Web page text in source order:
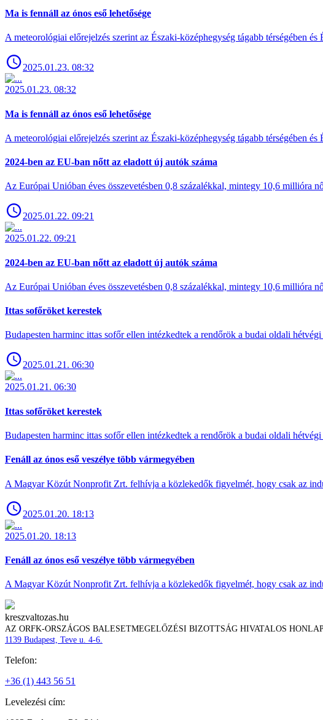
Ma is fennáll az ónos eső lehetősége
A meteorológiai előrejelzés szerint az Északi-középhegység tágabb térségében
2025.01.23. 08:32
2025.01.23. 08:32
Ma is fennáll az ónos eső lehetősége
A meteorológiai előrejelzés szerint az Északi-középhegység tágabb térségében
2024-ben az EU-ban nőtt az eladott új autók száma
Az Európai Unióban éves összevetésben 0,8 százalékkal, mintegy 10,6 millióra
2025.01.22. 09:21
2025.01.22. 09:21
2024-ben az EU-ban nőtt az eladott új autók száma
Az Európai Unióban éves összevetésben 0,8 százalékkal, mintegy 10,6 millióra
Ittas sofőröket kerestek
Budapesten harminc ittas sofőr ellen intézkedtek a rendőrök a budai oldali
2025.01.21. 06:30
2025.01.21. 06:30
Ittas sofőröket kerestek
Budapesten harminc ittas sofőr ellen intézkedtek a rendőrök a budai oldali
Fenáll az ónos eső veszélye több vármegyében
A Magyar Közút Nonprofit Zrt. felhívja a közlekedők figyelmét, hogy csak az
2025.01.20. 18:13
2025.01.20. 18:13
Fenáll az ónos eső veszélye több vármegyében
A Magyar Közút Nonprofit Zrt. felhívja a közlekedők figyelmét, hogy csak az
kreszvaltozas.hu
AZ ORFK-ORSZÁGOS BALESETMEGELŐZÉSI BIZOTTSÁG HIVATALOS
1139 Budapest, Teve u. 4-6.
Telefon:
+36 (1) 443 56 51
Levelezési cím: